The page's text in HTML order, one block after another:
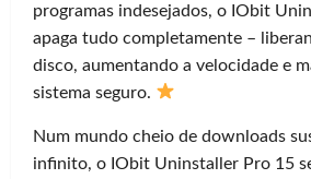
programas indesejados, o IObit
apaga tudo completamente –
disco, aumentando a velocidade e
sistema seguro.
Num mundo cheio de downloads
infinito, o IObit Uninstaller Pro 15